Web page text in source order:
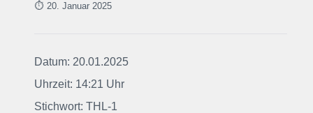
⏱ 20. Januar 2025
Datum: 20.01.2025
Uhrzeit: 14:21 Uhr
Stichwort: THL-1